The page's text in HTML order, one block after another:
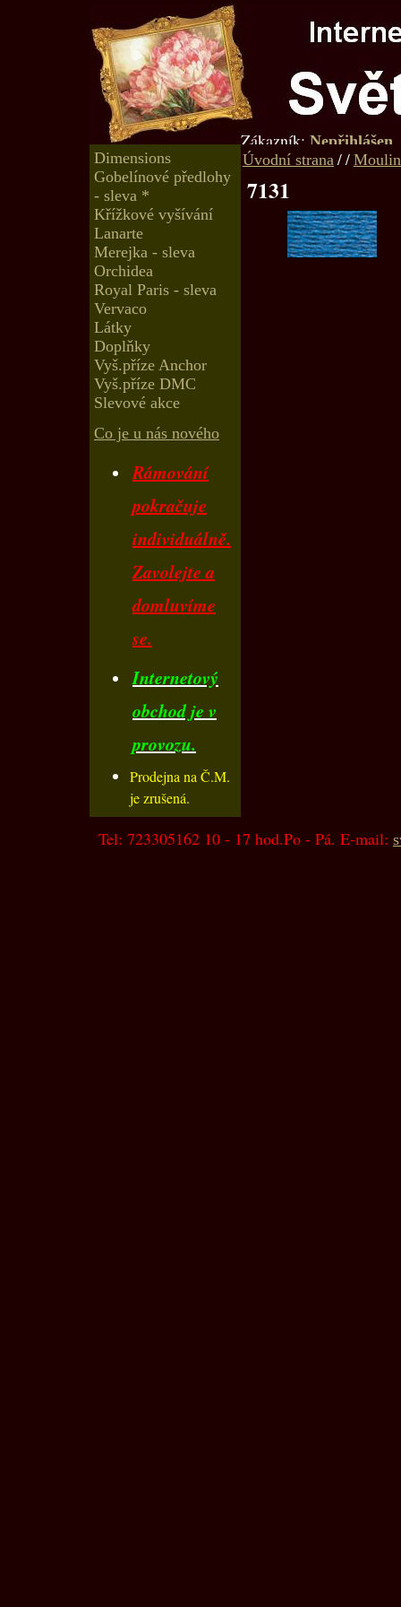
Zákazník: Nepřihlášen
Dimensions
Gobelínové předlohy
- sleva *
Křížkové vyšívání
Lanarte
Merejka - sleva
Orchidea
Royal Paris - sleva
Vervaco
Látky
Doplňky
Vyš.příze Anchor
Vyš.příze DMC
Slevové akce
Co je u nás nového
Rámování
pokračuje
individuálně.
Zavolejte a
domluvíme
se.
Internetový
obchod je v
provozu.
Prodejna na Č.M.
je zrušená.
Úvodní strana //
7131
Tel: 723305162 10 - 17 hod.Po - Pá. E-mail: